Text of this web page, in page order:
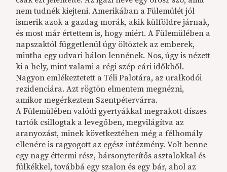
nem tudnék kiejteni. Amerikában a Fülemülét jól
ismerik azok a gazdag morák, akik külföldre járnak,
és most már értettem is, hogy miért. A Fülemülében a
napszaktól függetlenül úgy öltöztek az emberek,
mintha egy udvari bálon lennének. Nos, úgy is nézett
ki a hely, mint valami a régi szép cári időkből.
Nagyon emlékeztetett a Téli Palotára, az uralkodói
rezidenciára. Azt rögtön elmentem megnézni,
amikor megérkeztem Szentpétervárra.
A Fülemülében valódi gyertyákkal megrakott díszes
tartók csillogtak a levegőben, megvilágítva az
aranyozást, minek következtében még a félhomály
ellenére is ragyogott az egész intézmény. Volt benne
egy nagy éttermi rész, bársonyterítős asztalokkal és
fülkékkel, továbbá egy szalon és egy bár, ahol az